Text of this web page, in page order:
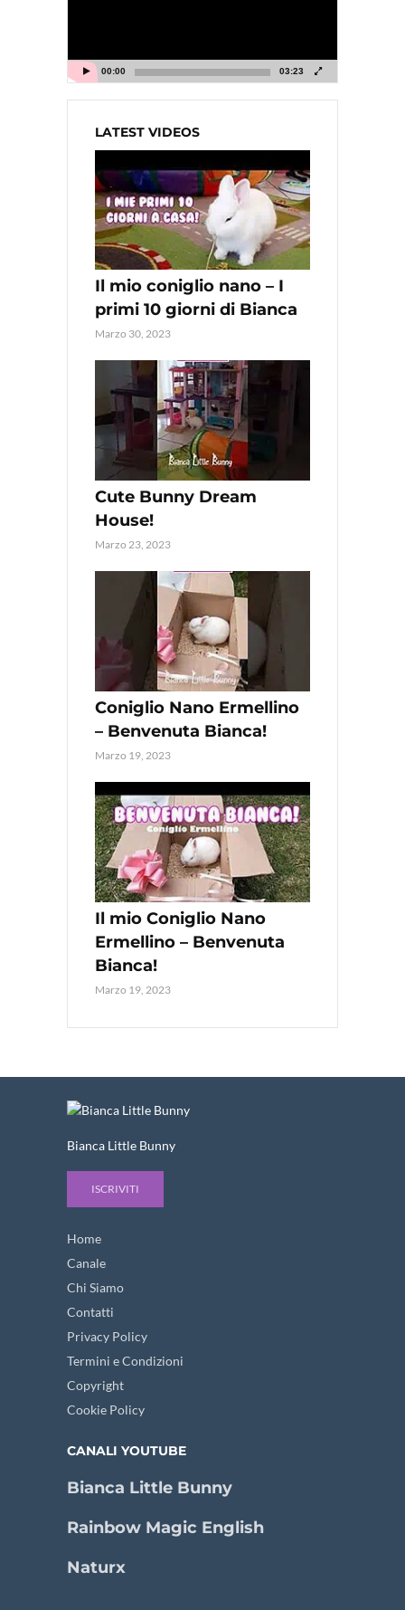
00:00 03:23
LATEST VIDEOS
Il mio coniglio nano – I
primi 10 giorni di Bianca
Marzo 30, 2023
Cute Bunny Dream
House!
Marzo 23, 2023
Coniglio Nano Ermellino
– Benvenuta Bianca!
Marzo 19, 2023
Il mio Coniglio Nano
Ermellino – Benvenuta
Bianca!
Marzo 19, 2023
Bianca Little Bunny
ISCRIVITI
Home
Canale
Chi Siamo
Contatti
Privacy Policy
Termini e Condizioni
Copyright
Cookie Policy
CANALI YOUTUBE
Bianca Little Bunny
Rainbow Magic English
Naturx